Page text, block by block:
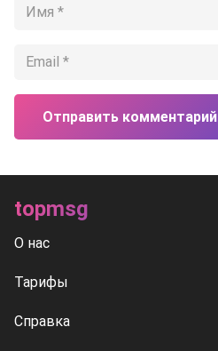
Отправить комментарий
topmsg
О нас
Тарифы
Справка